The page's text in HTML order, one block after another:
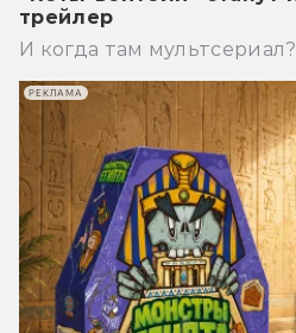
трейлер
И когда там мультсериал?
РЕКЛАМА